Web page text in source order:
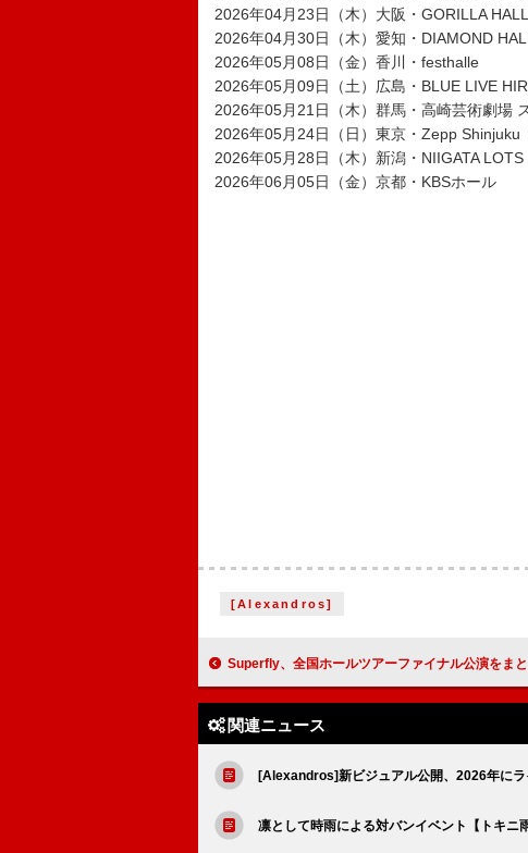
2026年04月23日（木）大阪・GORILLA
2026年04月30日（木）愛知・DIAMOND
2026年05月08日（金）香川・festhalle
2026年05月09日（土）広島・BLUE LIVE
2026年05月21日（木）群馬・高崎芸術劇場
2026年05月24日（日）東京・Zepp Shinjuku
2026年05月28日（木）新潟・NIIGATA LOTS
2026年06月05日（金）京都・KBSホール
[Alexandros]
Superfly、全国ホールツアーファイナル公演をまとめたダイジェスト映像を公開
関連ニュース
[Alexandros]新ビジュアル公開、2026年にラ
凛として時雨による対バンイベント【トキ